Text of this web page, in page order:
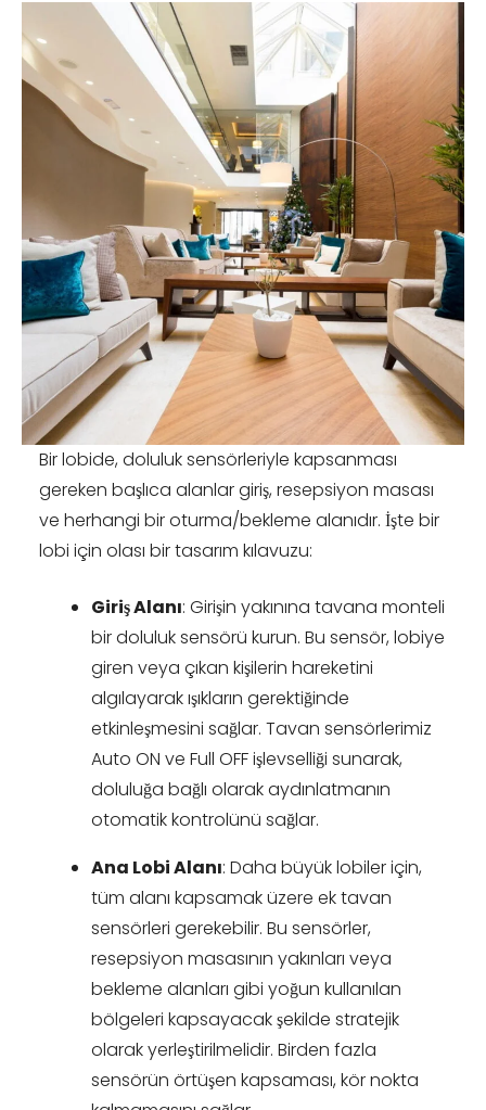
Bir lobide, doluluk sensörleriyle kapsanması
gereken başlıca alanlar giriş, resepsiyon masası
ve herhangi bir oturma/bekleme alanıdır. İşte bir
lobi için olası bir tasarım kılavuzu:
Giriş Alanı: Girişin yakınına tavana monteli
bir doluluk sensörü kurun. Bu sensör, lobiye
giren veya çıkan kişilerin hareketini
algılayarak ışıkların gerektiğinde
etkinleşmesini sağlar. Tavan sensörlerimiz
Auto ON ve Full OFF işlevselliği sunarak,
doluluğa bağlı olarak aydınlatmanın
otomatik kontrolünü sağlar.
Ana Lobi Alanı: Daha büyük lobiler için,
tüm alanı kapsamak üzere ek tavan
sensörleri gerekebilir. Bu sensörler,
resepsiyon masasının yakınları veya
bekleme alanları gibi yoğun kullanılan
bölgeleri kapsayacak şekilde stratejik
olarak yerleştirilmelidir. Birden fazla
sensörün örtüşen kapsaması, kör nokta